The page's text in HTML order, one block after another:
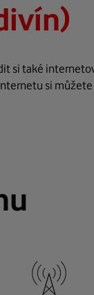
si také
si